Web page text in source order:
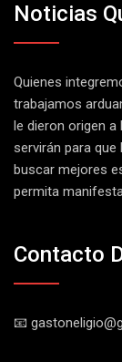
Noticias
Quienes
trabajamos
le dieron origen a
servirán para
buscar mejores
permita
Contacto
📧